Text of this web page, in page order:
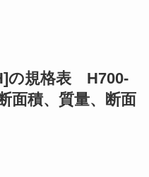
の規格表 H700-
面積、質量、断面